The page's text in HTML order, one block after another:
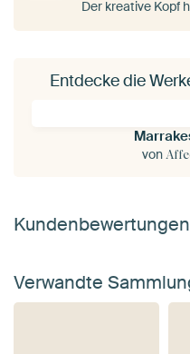
Der kreative Kopf
Entdecke die
von
Kundenbewertungen
Verwandte